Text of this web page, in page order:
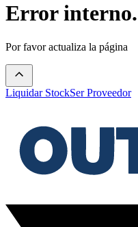
Error interno.
Por favor actualiza la página
Liquidar StockSer Proveedor